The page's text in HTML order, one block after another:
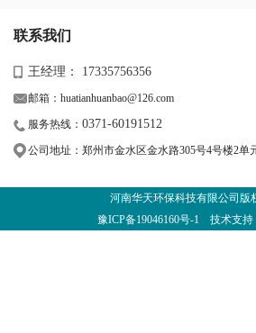
联系我们
王经理： 17335756356
邮箱：huatianhuanbao@126.com
服务热线： 0371-60191512
公司地址：郑州市金水区金水路305号4号楼2单
河南华天环保科技有限公司
豫ICP备19046160号-1
技术支持